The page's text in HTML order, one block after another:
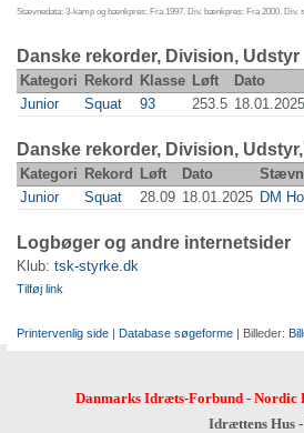
Stævnedata: 3-kamp og bænkpres: Fra 1997. Div. bænkpres: Fra 2000. Div.
Danske rekorder, Division, Udstyr
Kategori Rekord Klasse Løft Dato
Junior
Squat 93 253.5 18.01.2025
Danske rekorder, Division,
Kategori Rekord Løft Dato
Junior
Squat 28.09 18.01.2025 DM
Logbøger og andre internetsider
Klub: tsk-styrke.dk
Tilføj link
Printervenlig side | Database søgeforme | Billeder:
Danmarks Idræts-Forbund- Nordic
Idrættens Hus